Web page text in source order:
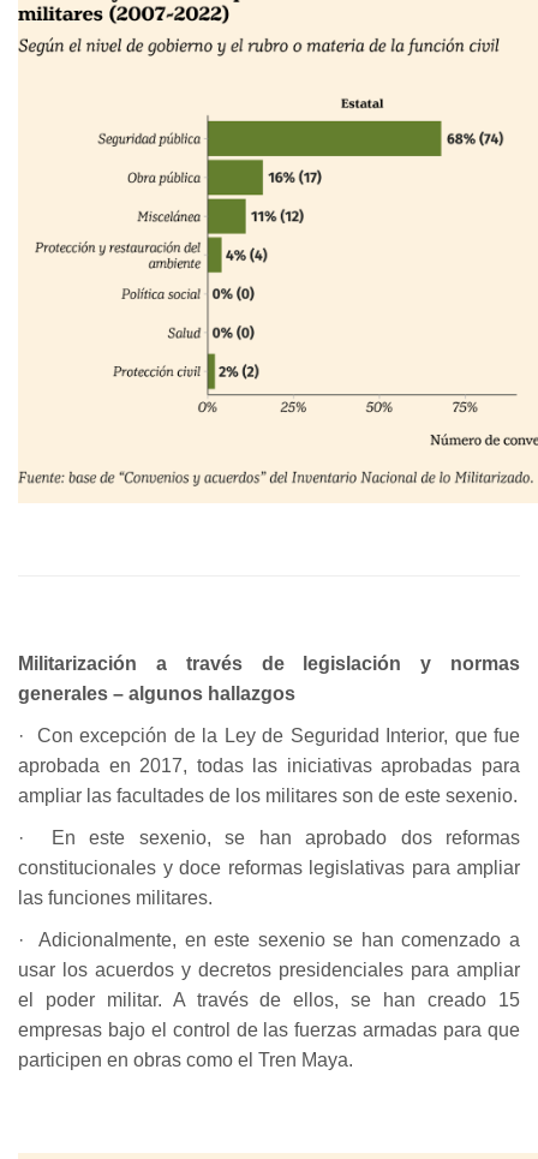
Militarización a través de legislación y normas
generales – algunos hallazgos
· Con excepción de la Ley de Seguridad Interior, que fue
aprobada en 2017, todas las iniciativas aprobadas para
ampliar las facultades de los militares son de este sexenio.
· En este sexenio, se han aprobado dos reformas
constitucionales y doce reformas legislativas para ampliar
las funciones militares.
· Adicionalmente, en este sexenio se han comenzado a
usar los acuerdos y decretos presidenciales para ampliar
el poder militar. A través de ellos, se han creado 15
empresas bajo el control de las fuerzas armadas para que
participen en obras como el Tren Maya.